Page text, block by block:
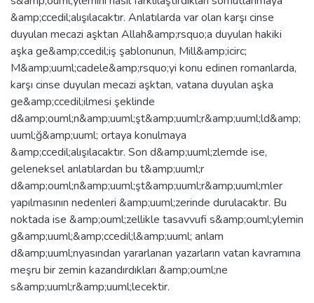
&amp;ccedil;alışılacaktır. Anlatılarda var olan karşı cinse
duyulan mecazi aşktan Allah&amp;rsquo;a duyulan hakiki
aşka ge&amp;ccedil;iş şablonunun, Mill&amp;icirc;
M&amp;uuml;cadele&amp;rsquo;yi konu edinen romanlarda,
karşı cinse duyulan mecazi aşktan, vatana duyulan aşka
ge&amp;ccedil;ilmesi şeklinde
d&amp;ouml;n&amp;uuml;şt&amp;uuml;r&amp;uuml;ld&amp;
uuml;ğ&amp;uuml; ortaya konulmaya
&amp;ccedil;alışılacaktır. Son d&amp;uuml;zlemde ise,
geleneksel anlatılardan bu t&amp;uuml;r
d&amp;ouml;n&amp;uuml;şt&amp;uuml;r&amp;uuml;mler
yapılmasının nedenleri &amp;uuml;zerinde durulacaktır. Bu
noktada ise &amp;ouml;zellikle tasavvufi s&amp;ouml;ylemin
g&amp;uuml;&amp;ccedil;l&amp;uuml; anlam
d&amp;uuml;nyasından yararlanan yazarların vatan kavramına
meşru bir zemin kazandırdıkları &amp;ouml;ne
s&amp;uuml;r&amp;uuml;lecektir.